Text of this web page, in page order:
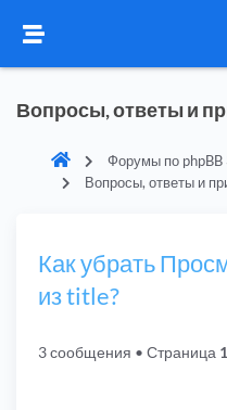
Вопросы, ответы и
Форумы по phpBB
Вопросы, ответы и
Как убрать
из title?
3 сообщения • Страница 1